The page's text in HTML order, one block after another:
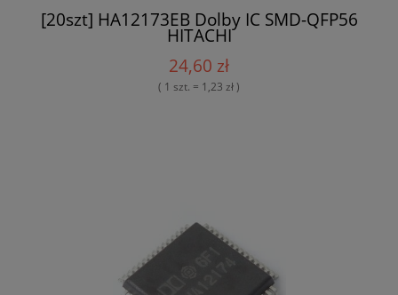
[20szt] HA12173EB Dolby IC SMD-QFP56
HITACHI
24,60 zł
( 1 szt. = 1,23 zł )